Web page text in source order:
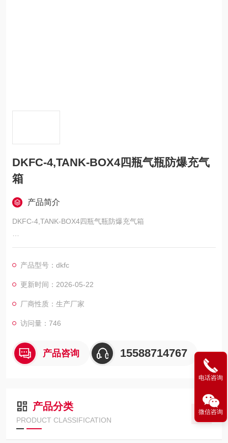
DKFC-4,TANK-BOX4四瓶气瓶防爆充气
箱
产品简介
DKFC-4,TANK-BOX4四瓶气瓶防爆充气箱
充气数量:4瓶
型号:TANK-BOX4
供应商：济宁市科尔奇机电设备有限公司
四瓶气瓶防爆充气箱可以一充装4只6.8升或9升气瓶
保护你自己，你的员工和客户对气瓶爆炸的风险。四瓶防爆充气
产品型号：dkfc
更新时间：2026-05-22
厂商性质：生产厂家
访问量：746
产品咨询 15588714767
产品分类
PRODUCT CLASSIFICATION
电话咨询
微信咨询